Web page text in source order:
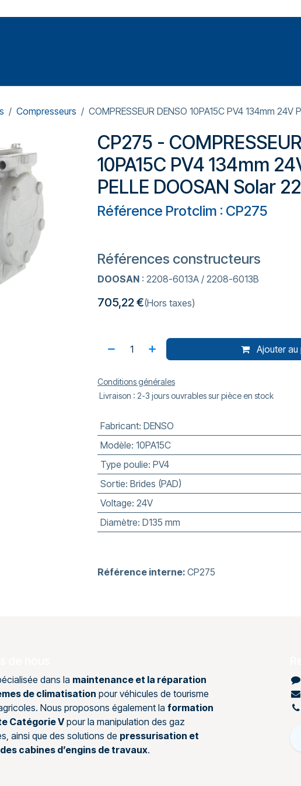
Compresseurs COMPRESSEUR DENSO 10PA15C PV4 134mm
CP275 -
10PA15C PV4 134mm
PELLE DOOSAN Solar
Référence Protclim : CP275
Références constructeurs
DOOSAN: 2208-6013A / 2208-6013B
705,22€(Hors taxes)
Ajouter au
Conditions générales
Livraison : 2-3 jours ouvrables sur pièce en stock
Fabricant: DENSO
Modèle: 10PA15C
Type poulie: PV4
Sortie: Brides (PAD)
Voltage: 24V
Diamètre: D135 mm
Référence interne: CP275
dans la maintenance et la réparation
de climatisation pour véhicules de tourisme
Nous proposons également la formation
Catégorie Vpour la manipulation des gaz
ainsi que des solutions de pressurisation et
cabines d’engins de travaux.